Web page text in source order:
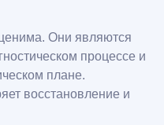
Они являются
процессе и
плане.
восстановление и